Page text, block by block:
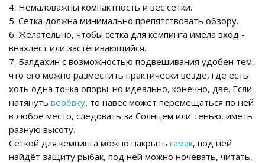
4. Немаловажны компактность и вес сетки.
5. Сетка должна минимально препятствовать обзору.
6. Желательно, чтобы сетка для кемпинга имела вход -
внахлест или застёгивающийся.
7. Балдахин с возможностью подвешивания удобен тем,
что его можно разместить практически везде, где есть
хоть одна точка опоры. но идеально, конечно, две. Если
натянуть верёвку, то навес может перемещаться по ней
в любое место, следовать за Солнцем или тенью, иметь
разную высоту.
Сеткой для кемпинга можно накрыть гамак, под ней
найдёт защиту рыбак, под ней можно ночевать, читать,